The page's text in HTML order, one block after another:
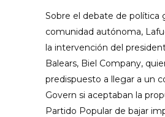
Sobre el debate de política
comunidad autónoma,
la intervención del
Balears, Biel Company,
predispuesto a llegar a un
Govern si aceptaban la
Partido Popular de bajar